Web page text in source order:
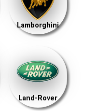
Lamborghini
Land-Rover